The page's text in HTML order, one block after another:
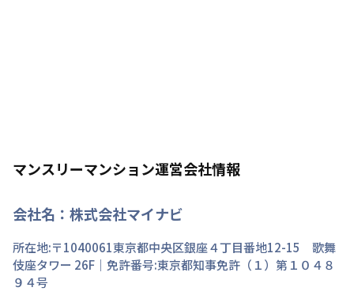
マンスリーマンション運営会社情報
会社名： 株式会社マイナビ
所在地:〒1040061東京都中央区銀座４丁目番地12-15 歌舞
伎座タワー 26F ｜免許番号:東京都知事免許（１）第１０４８
９４号